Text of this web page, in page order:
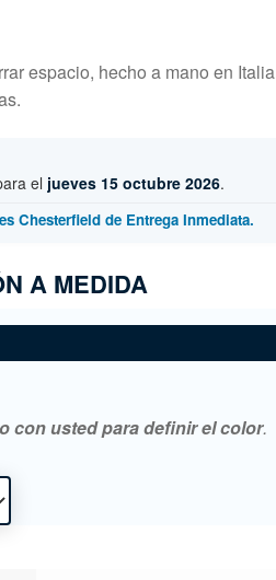
espacio, hecho a mano en Italia
el jueves 15 octubre 2026.
Chesterfield de Entrega Inmediata.
A MEDIDA
con usted para definir el color.